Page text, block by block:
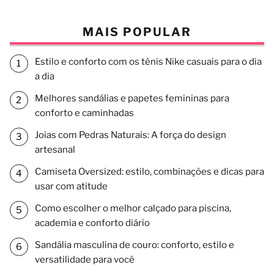
MAIS POPULAR
Estilo e conforto com os tênis Nike casuais para o dia
a dia
Melhores sandálias e papetes femininas para
conforto e caminhadas
Joias com Pedras Naturais: A força do design
artesanal
Camiseta Oversized: estilo, combinações e dicas para
usar com atitude
Como escolher o melhor calçado para piscina,
academia e conforto diário
Sandália masculina de couro: conforto, estilo e
versatilidade para você